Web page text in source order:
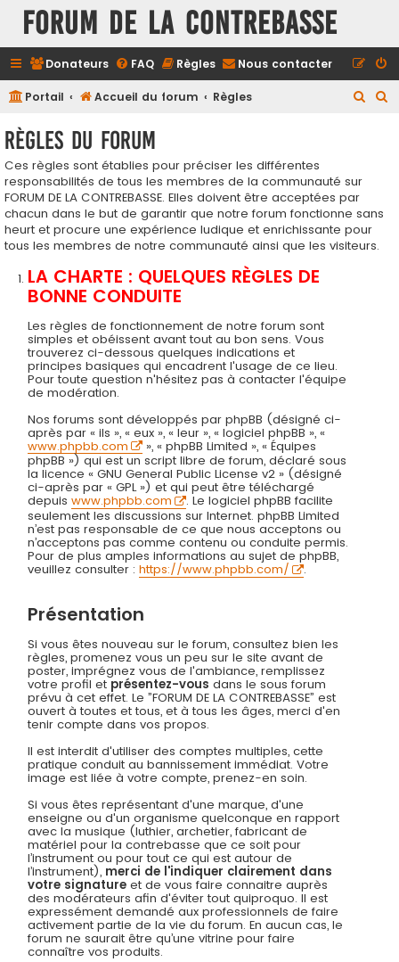
FORUM DE LA CONTREBASSE
Donateurs FAQ Règles Nous contacter
Portail Accueil du forum Règles
r
c
Règles du forum
Ces règles sont établies pour préciser les différentes
responsabilités de tous les membres de la communauté sur
FORUM DE LA CONTREBASSE. Elles doivent être acceptées par
chacun dans le but de garantir que notre forum fonctionne sans
heurt et procure une expérience ludique et enrichissante pour
tous les membres de notre communauté ainsi que les visiteurs.
LA CHARTE : QUELQUES RÈGLES DE
BONNE CONDUITE
Les règles de fonctionnement de notre forum sont
simples et obéissent avant tout au bon sens. Vous
trouverez ci-dessous quelques indications et
principes basiques qui encadrent l'usage de ce lieu.
Pour toute question n'hésitez pas à contacter l'équipe
de modération.
Nos forums sont développés par phpBB (désigné ci-
après par « ils », « eux », « leur », « logiciel phpBB », «
www.phpbb.com
», « phpBB Limited », « Équipes
phpBB ») qui est un script libre de forum, déclaré sous
la licence « GNU General Public License v2 » (désigné
ci-après par « GPL ») et qui peut être téléchargé
depuiswww.phpbb.com
. Le logiciel phpBB facilite
seulement les discussions sur Internet. phpBB Limited
n’est pas responsable de ce que nous acceptons ou
n’acceptons pas comme contenu ou conduite permis.
Pour de plus amples informations au sujet de phpBB,
veuillez consulter :https://www.phpbb.com/ .
Présentation
Si vous êtes nouveau sur le forum, consultez bien les
règles, promenez vous un peu sur le site avant de
poster, imprégnez vous de l'ambiance, remplissez
votre profil et présentez-vous dans le sous forum
prévu à cet effet. Le ”FORUM DE LA CONTREBASSE” est
ouvert à toutes et tous, et à tous les âges, merci d'en
tenir compte dans vos propos.
Il est interdit d'utiliser des comptes multiples, cette
pratique conduit au bannissement immédiat. Votre
image est liée à votre compte, prenez-en soin.
Si vous êtes représentant d'une marque, d'une
enseigne ou d'un organisme quelconque en rapport
avec la musique (luthier, archetier, fabricant de
matériel pour la contrebasse que ce soit pour
l’instrument ou pour tout ce qui est autour de
l’instrument), merci de l'indiquer clairement dans
votre signature et de vous faire connaitre auprès
des modérateurs afin d'éviter tout quiproquo. Il est
expressément demandé aux professionnels de faire
activement partie de la vie du forum. En aucun cas, le
forum ne saurait être qu’une vitrine pour faire
connaître vos produits.